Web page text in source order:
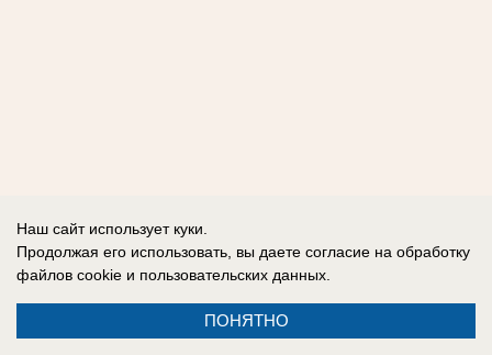
Наш сайт использует куки.
Продолжая его использовать, вы даете согласие на обработку
файлов cookie и пользовательских данных.
ПОНЯТНО